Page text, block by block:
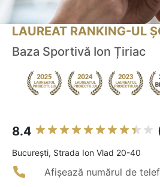
LAUREAT RANKING-UL
Baza Sportivă Ion Țiriac
8.4
Bucureşti, Strada Ion Vlad 20-40
Afișează numărul de